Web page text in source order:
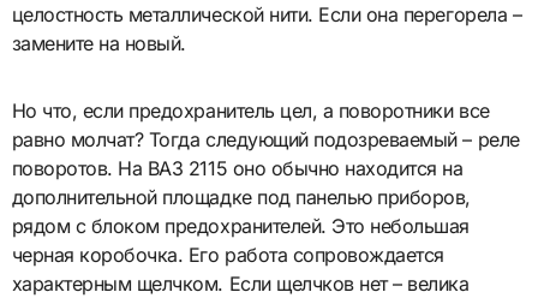
целостность металлической нити. Если она перегорела –
замените на новый.
Но что, если предохранитель цел, а поворотники все
равно молчат? Тогда следующий подозреваемый – реле
поворотов. На ВАЗ 2115 оно обычно находится на
дополнительной площадке под панелью приборов,
рядом с блоком предохранителей. Это небольшая
черная коробочка. Его работа сопровождается
характерным щелчком. Если щелчков нет – велика